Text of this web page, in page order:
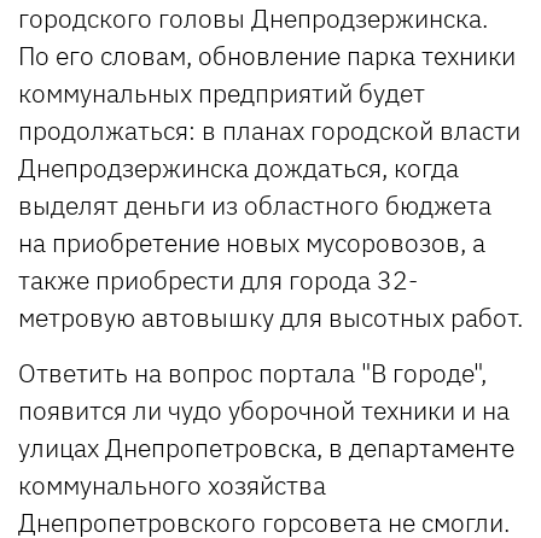
городского головы Днепродзержинска.
По его словам, обновление парка техники
коммунальных предприятий будет
продолжаться: в планах городской власти
Днепродзержинска дождаться, когда
выделят деньги из областного бюджета
на приобретение новых мусоровозов, а
также приобрести для города 32-
метровую автовышку для высотных работ.
Ответить на вопрос портала "В городе",
появится ли чудо уборочной техники и на
улицах Днепропетровска, в департаменте
коммунального хозяйства
Днепропетровского горсовета не смогли.